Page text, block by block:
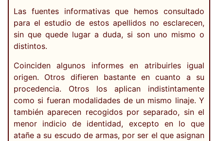
Las fuentes informativas que hemos consultado
para el estudio de estos apellidos no esclarecen,
sin que quede lugar a duda, si son uno mismo o
distintos.
Coinciden algunos informes en atribuirles igual
origen. Otros difieren bastante en cuanto a su
procedencia. Otros los aplican indistintamente
como si fueran modalidades de un mismo linaje. Y
también aparecen recogidos por separado, sin el
menor indicio de identidad, excepto en lo que
atañe a su escudo de armas, por ser el que asignan